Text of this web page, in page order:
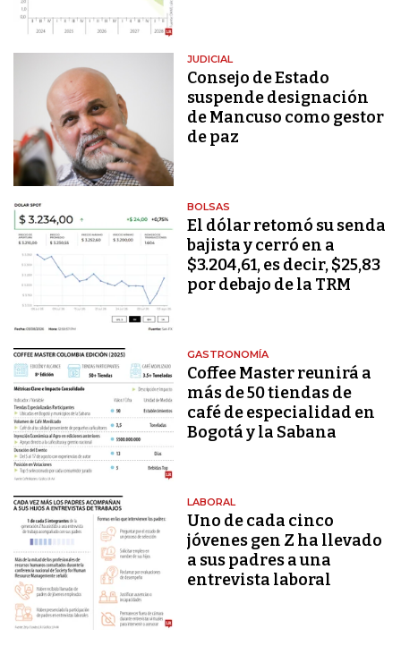
JUDICIAL
Consejo de Estado
suspende designación
de Mancuso como gestor
de paz
BOLSAS
El dólar retomó su senda
bajista y cerró en a
$3.204,61, es decir, $25,83
por debajo de la TRM
GASTRONOMÍA
Coffee Master reunirá a
más de 50 tiendas de
café de especialidad en
Bogotá y la Sabana
LABORAL
Uno de cada cinco
jóvenes gen Z ha llevado
a sus padres a una
entrevista laboral